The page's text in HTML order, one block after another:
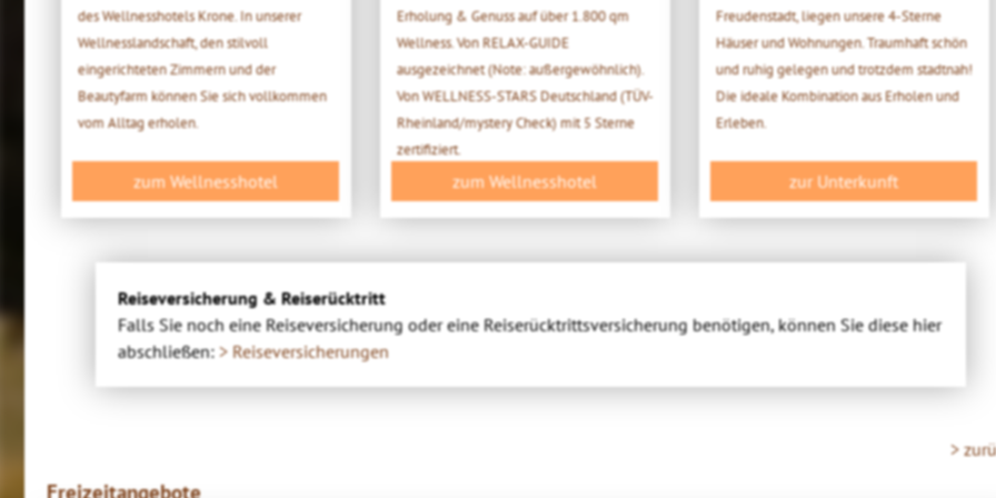
des Wellnesshotels Krone. In unserer
Wellnesslandschaft, den stilvoll
eingerichteten Zimmern und der
Beautyfarm können Sie sich vollkommen
vom Alltag erholen.
zum Wellnesshotel
Erholung & Genuss auf über 1.800 qm
Wellness. Von RELAX-GUIDE
ausgezeichnet (Note: außergewöhnlich).
Von WELLNESS-STARS Deutschland (TÜV-
Rheinland/mystery Check) mit 5 Sterne
zertifiziert.
zum Wellnesshotel
Freudenstadt, liegen unsere 4-Sterne
Häuser und Wohnungen. Traumhaft schön
und ruhig gelegen und trotzdem stadtnah!
Die ideale Kombination aus Erholen und
Erleben.
zur Unterkunft
Reiseversicherung & Reiserücktritt
Falls Sie noch eine Reiseversicherung oder eine Reiserücktrittsversicherung benötigen, können Sie diese hier
abschließen: > Reiseversicherungen
>
Freizeitangebote